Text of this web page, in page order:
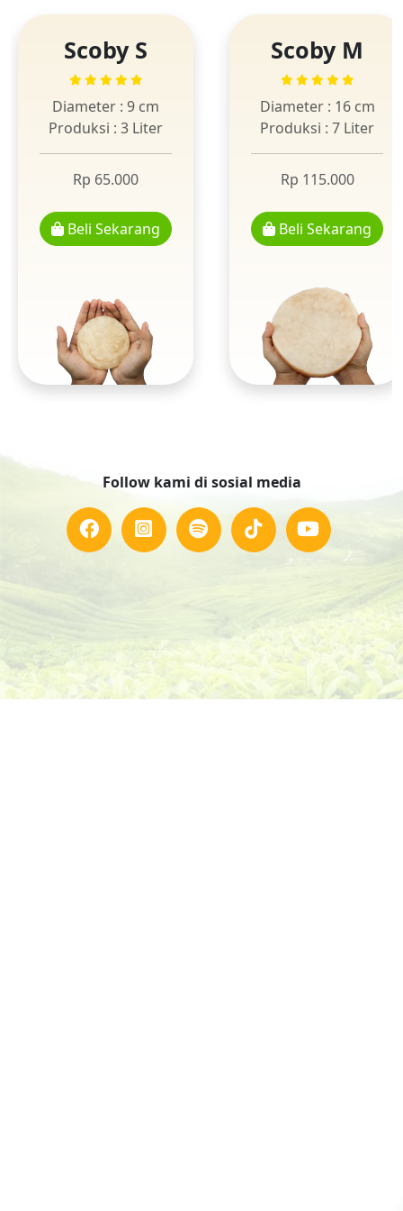
Scoby S
Diameter : 9 cm
Produksi : 3 Liter
Rp 65.000
Beli Sekarang
Scoby M
Diameter : 16 cm
Produksi : 7 Liter
Rp 115.000
Beli Sekarang
Follow kami di sosial media